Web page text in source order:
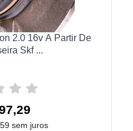
2.0 16v A Partir De
Skf ...
sem juros